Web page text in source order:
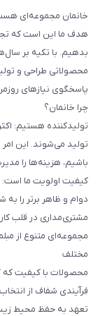
خانمان مجموعه‌ای هست
هدف ما این است که
بدهیم. با تکیه بر
محصولاتی طراحی و
پاسخگوی نیازهای
چرا خانمان؟
تولیدکننده هستیم:
تولید می‌شوند. این
باشیم، هزینه‌ها را
کیفیت اولویت ما است:
دوام و ظاهر برتر را به
مشتری‌مداری در قلب
مجموعه‌ای متنوع از
مختلف
محصولات با کیفیت که
فرآیندی شفاف از
تعهد به حفظ محیط